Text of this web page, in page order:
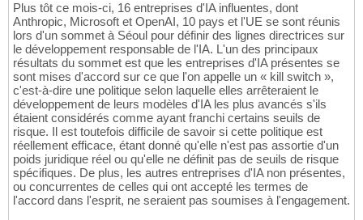
Plus tôt ce mois-ci, 16 entreprises d'IA influentes, dont
Anthropic, Microsoft et OpenAI, 10 pays et l'UE se sont réunis
lors d'un sommet à Séoul pour définir des lignes directrices sur
le développement responsable de l'IA. L'un des principaux
résultats du sommet est que les entreprises d'IA présentes se
sont mises d'accord sur ce que l'on appelle un « kill switch »,
c'est-à-dire une politique selon laquelle elles arrêteraient le
développement de leurs modèles d'IA les plus avancés s'ils
étaient considérés comme ayant franchi certains seuils de
risque. Il est toutefois difficile de savoir si cette politique est
réellement efficace, étant donné qu'elle n'est pas assortie d'un
poids juridique réel ou qu'elle ne définit pas de seuils de risque
spécifiques. De plus, les autres entreprises d'IA non présentes,
ou concurrentes de celles qui ont accepté les termes de
l'accord dans l'esprit, ne seraient pas soumises à l'engagement.